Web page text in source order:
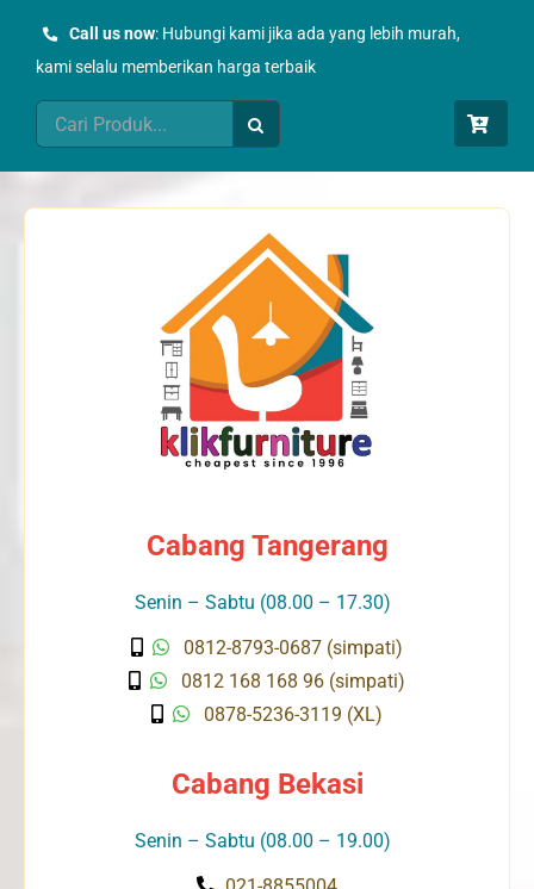
Call us now: Hubungi kami jika ada yang lebih murah,
kami selalu memberikan harga terbaik
Search
for:
Cabang Tangerang
Senin – Sabtu (08.00 – 17.30)
0812-8793-0687 (simpati)
0812 168 168 96 (simpati)
0878-5236-3119 (XL)
Cabang Bekasi
Senin – Sabtu (08.00 – 19.00)